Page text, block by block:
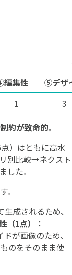
集性
⑤デザ
1
3
約が致命的。
）はともに高水
別比較→ネクスト
した。
。
生成されるため、
（1点）
：
が画像のため、
のをそのまま使